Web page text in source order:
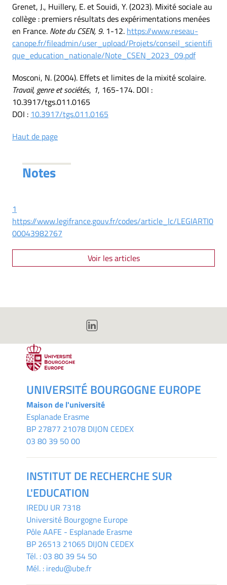
Grenet, J., Huillery, E. et Souidi, Y. (2023). Mixité sociale au
collège : premiers résultats des expérimentations menées
en France. Note du CSEN, 9. 1-12. https://www.reseau-
canope.fr/fileadmin/user_upload/Projets/conseil_scientifi
que_education_nationale/Note_CSEN_2023_09.pdf
Mosconi, N. (2004). Effets et limites de la mixité scolaire.
Travail, genre et sociétés, 1, 165-174. DOI :
10.3917/tgs.011.0165
DOI : 10.3917/tgs.011.0165
Haut de page
Notes
1
https://www.legifrance.gouv.fr/codes/article_lc/LEGIARTI0
00043982767
Voir les articles
UNIVERSITÉ BOURGOGNE EUROPE
Maison de l'université
Esplanade Erasme
BP 27877 21078 DIJON CEDEX
03 80 39 50 00
INSTITUT DE RECHERCHE SUR
L'EDUCATION
IREDU UR 7318
Université Bourgogne Europe
Pôle AAFE - Esplanade Erasme
BP 26513 21065 DIJON CEDEX
Tél. :03 80 39 54 50
Mél. : iredu@ube.fr